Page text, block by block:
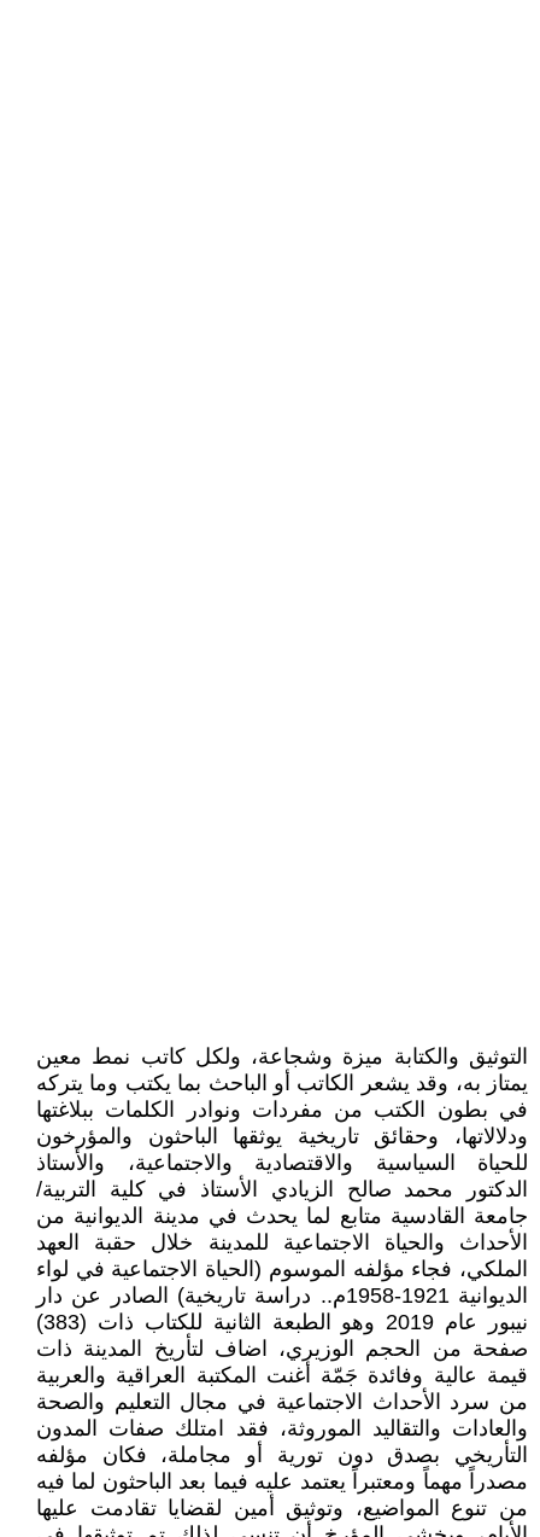
التوثيق والكتابة ميزة وشجاعة، ولكل كاتب نمط معين
يمتاز به، وقد يشعر الكاتب أو الباحث بما يكتب وما يتركه
في بطون الكتب من مفردات ونوادر الكلمات ببلاغتها
ودلالاتها، وحقائق تاريخية يوثقها الباحثون والمؤرخون
للحياة السياسية والاقتصادية والاجتماعية، والأستاذ
الدكتور محمد صالح الزيادي الأستاذ في كلية التربية/
جامعة القادسية متابع لما يحدث في مدينة الديوانية من
الأحداث والحياة الاجتماعية للمدينة خلال حقبة العهد
الملكي، فجاء مؤلفه الموسوم (الحياة الاجتماعية في لواء
الديوانية 1921-1958م.. دراسة تاريخية) الصادر عن دار
نيبور عام 2019 وهو الطبعة الثانية للكتاب ذات (383)
صفحة من الحجم الوزيري، اضاف لتأريخ المدينة ذات
قيمة عالية وفائدة جَمّة أغنت المكتبة العراقية والعربية
من سرد الأحداث الاجتماعية في مجال التعليم والصحة
والعادات والتقاليد الموروثة، فقد امتلك صفات المدون
التأريخي بصدق دون تورية أو مجاملة، فكان مؤلفه
مصدراً مهماً ومعتبراً يعتمد عليه فيما بعد الباحثون لما فيه
من تنوع المواضيع، وتوثيق أمين لقضايا تقادمت عليها